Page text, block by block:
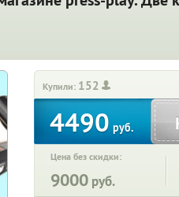
Купили: 152
4490руб.
Цена без скидки:
9000 руб.